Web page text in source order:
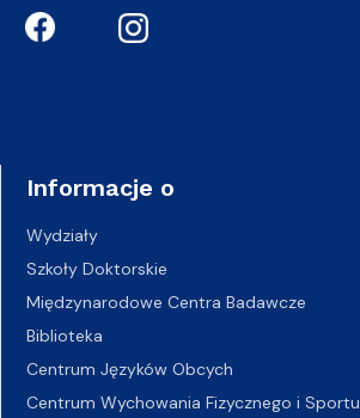
Informacje o
Wydziały
Szkoły Doktorskie
Międzynarodowe Centra Badawcze
Biblioteka
Centrum Języków Obcych
Centrum Wychowania Fizycznego i Sportu